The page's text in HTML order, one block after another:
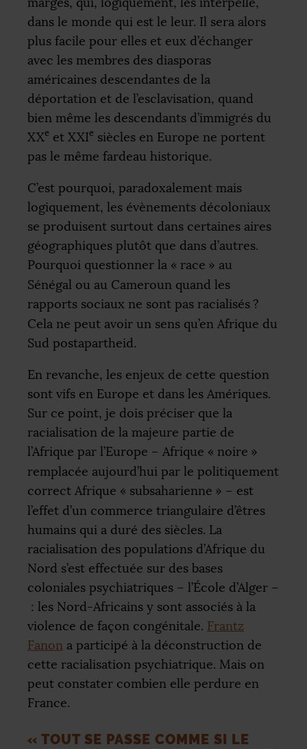
dans le monde qui est le leur. Il sera alors
plus facile pour elles et eux d’échanger
avec les membres des diasporas
américaines descendantes de la
déportation et de l’esclavisation, quand
bien même les descendants d’immigrés du
XXe et XXIe siècles en Europe ne portent
pas le même fardeau historique.
C’est pourquoi, paradoxalement mais
logiquement, les évènements décoloniaux
se produisent surtout dans certaines aires
géographiques plutôt que dans d’autres.
Pourquoi questionner la « race » au
Sénégal ou au Cameroun quand les
rapports sociaux ne sont pas racialisés ?
Cela ne peut avoir un sens qu’en Afrique du
Sud postapartheid.
En revanche, les enjeux de cette question
sont vifs en Europe et dans les Amériques.
Sur ce point, je dois préciser que la
racialisation de la majeure partie de
l’Afrique par l’Europe – Afrique « noire »
remplacée aujourd’hui par le politiquement
correct Afrique « subsaharienne » – est
l’effet d’un commerce triangulaire d’êtres
humains qui a duré des siècles. La
racialisation des populations d’Afrique du
Nord s’est effectuée sur des bases
coloniales psychiatriques – l’École d’Alger –
: les Nord-Africains y sont associés à la
violence de façon congénitale. Frantz
Fanon a participé à la déconstruction de
cette racialisation psychiatrique. Mais on
peut constater combien elle perdure en
France.
« TOUT SE PASSE COMME SI LE